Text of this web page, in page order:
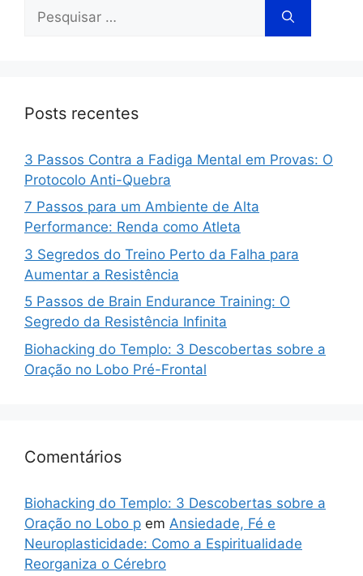
Posts recentes
3 Passos Contra a Fadiga Mental em Provas: O
Protocolo Anti-Quebra
7 Passos para um Ambiente de Alta
Performance: Renda como Atleta
3 Segredos do Treino Perto da Falha para
Aumentar a Resistência
5 Passos de Brain Endurance Training: O
Segredo da Resistência Infinita
Biohacking do Templo: 3 Descobertas sobre a
Oração no Lobo Pré-Frontal
Comentários
Biohacking do Templo: 3 Descobertas sobre a
Oração no Lobo p em Ansiedade, Fé e
Neuroplasticidade: Como a Espiritualidade
Reorganiza o Cérebro